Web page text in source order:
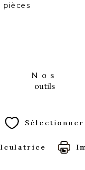
pièces
Nos
outils
Sélectionner